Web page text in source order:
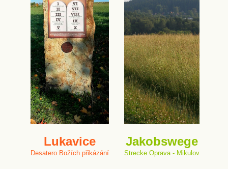
Lukavice
Desatero Božích přikázání
Jakobswege
Strecke Oprava - Mikulov